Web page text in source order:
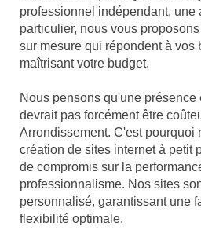
professionnel indépendant, une
particulier, nous vous
sur mesure qui répondent à vos
maîtrisant votre budget.
Nous pensons qu'une
devrait pas forcément être
Arrondissement. C'est pourquoi
création de sites internet à petit
de compromis sur la
professionnalisme. Nos sites
personnalisé, garantissant une
flexibilité optimale.